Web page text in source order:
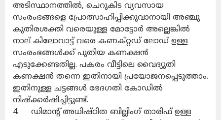
അടിസ്ഥാനത്തിൽ, ചെറുകിട വ്യവസായ
സംരംഭങ്ങളെ പ്രോത്സാഹിപ്പിക്കുവാനായി അഞ്ചു
കുതിരശക്തി വരെയുള്ള മോട്ടോർ അല്ലെങ്കിൽ
നാല് കിലോവാട്ട് വരെ കണക്റ്റഡ് ലോഡ് ഉള്ള
സംരംഭങ്ങൾക്ക് പുതിയ കണക്ഷൻ
എടുക്കേണ്ടതില്ല. പകരം വീട്ടിലെ വൈദ്യുതി
കണക്ഷൻ തന്നെ ഇതിനായി പ്രയോജനപ്പെടുത്താം.
ഇതിനുള്ള ചട്ടങ്ങൾ ഭേദഗതി കോഡിൽ
നിഷ്‌ക്കർഷിച്ചിട്ടുണ്ട്.
4. ഡിമാന്റ് അധിഷ്ഠിത ബില്ലിംഗ് താരിഫ് ഉള്ള